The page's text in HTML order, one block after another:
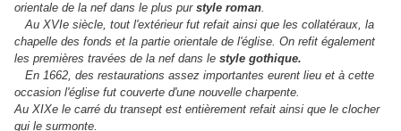
orientale de la nef dans le plus pur style roman.
Au XVIe siècle, tout l'extérieur fut refait ainsi que les collatéraux, la
chapelle des fonds et la partie orientale de l'église. On refit également
les premières travées de la nef dans le style gothique.
En 1662, des restaurations assez importantes eurent lieu et à cette
occasion l'église fut couverte d'une nouvelle charpente.
Au XIXe le carré du transept est entièrement refait ainsi que le clocher
qui le surmonte.